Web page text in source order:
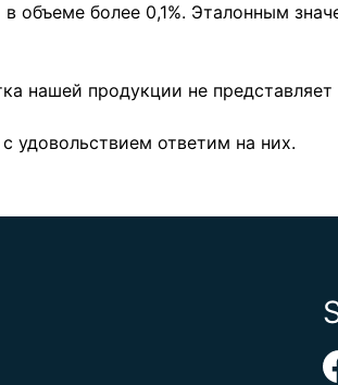
более 0,1%. Эталонным
нашей продукции не
удовольствием ответим на них.